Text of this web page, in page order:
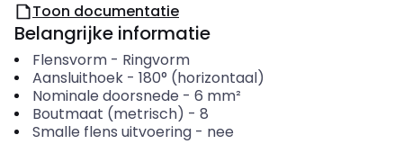
Toon documentatie
Belangrijke informatie
Flensvorm- Ringvorm
Aansluithoek- 180° (horizontaal)
Nominale doorsnede - 6 mm²
Boutmaat (metrisch) - 8
Smalle flens uitvoering- nee